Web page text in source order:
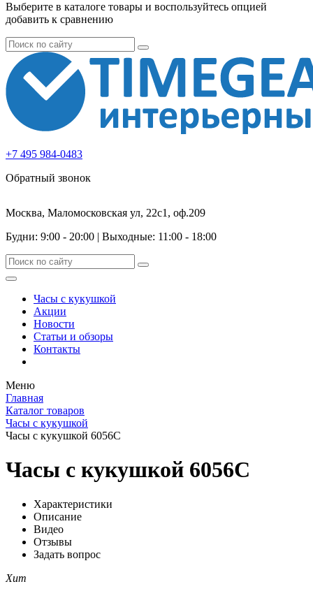
Выберите в каталоге товары и воспользуйтесь опцией
добавить к сравнению
+7 495 984-0483
Обратный звонок
Москва, Маломосковская ул, 22с1, оф.209
Будни: 9:00 - 20:00 | Выходные: 11:00 - 18:00
Часы с кукушкой
Акции
Новости
Статьи и обзоры
Контакты
Меню
Главная
Каталог товаров
Часы с кукушкой
Часы с кукушкой 6056C
Часы с кукушкой 6056C
Характеристики
Описание
Видео
Отзывы
Задать вопрос
Хит